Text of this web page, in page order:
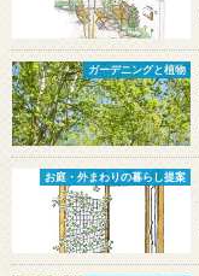
ガーデニングと植物
お庭・外まわりの暮らし提案